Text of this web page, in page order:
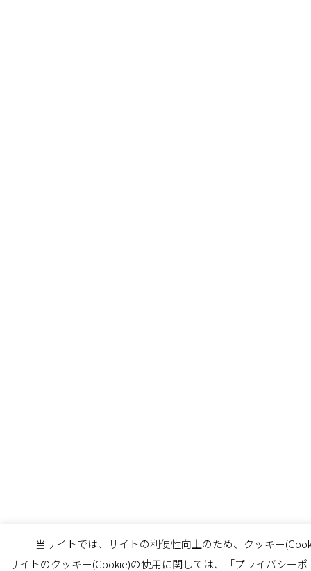
当サイトでは、サイトの利便性向上のため、クッキー
サイトのクッキー(Cookie)の使用に関しては、「プライバシー